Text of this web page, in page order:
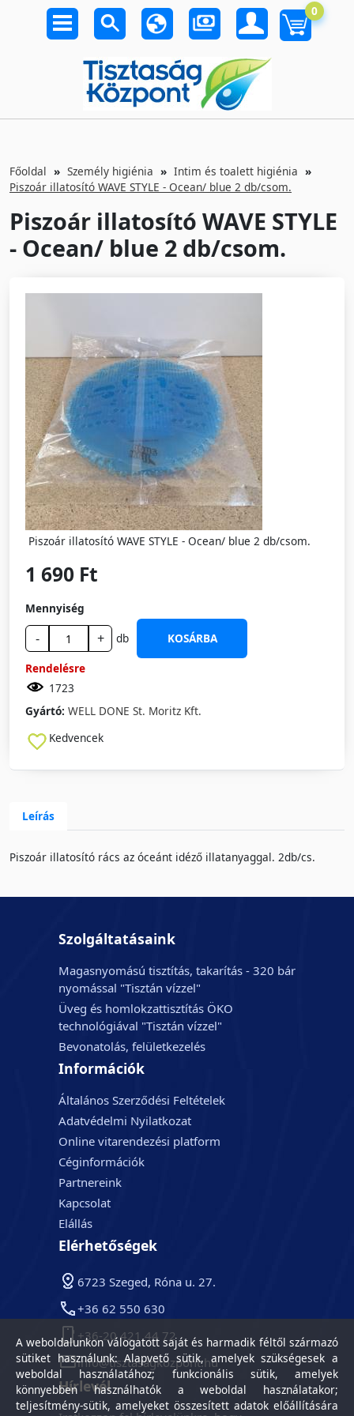
0
Főoldal Személy higiénia
Intim és toalett higiénia
Piszoár illatosító WAVE STYLE - Ocean/ blue 2 db/csom.
Piszoár illatosító WAVE STYLE
- Ocean/ blue 2 db/csom.
Piszoár illatosító WAVE STYLE - Ocean/ blue 2 db/csom.
1 690 Ft
Mennyiség
- + db
KOSÁRBA
Rendelésre
1723
Gyártó: WELL DONE St. Moritz Kft.
Kedvencek
Leírás
Piszoár illatosító rács az óceánt idéző illatanyaggal. 2db/cs.
Szolgáltatásaink
Magasnyomású tisztítás, takarítás - 320 bár
nyomással "Tisztán vízzel"
Üveg és homlokzattisztítás ÖKO
technológiával "Tisztán vízzel"
Bevonatolás, felületkezelés
Információk
Általános Szerződési Feltételek
Adatvédelmi Nyilatkozat
Online vitarendezési platform
Céginformációk
Partnereink
Kapcsolat
Elállás
Elérhetőségek
6723 Szeged, Róna u. 27.
+36 62 550 630
+36-20 421 44 72
info@tisztasagkozpont.hu
Hírlevél
A weboldalunkon válogatott saját és harmadik féltől származó
sütiket használunk: Alapvető sütik, amelyek szükségesek a
weboldal használatához; funkcionális sütik, amelyek
könnyebben használhatók a weboldal használatakor;
teljesítmény-sütik, amelyeket összesített adatok előállítására